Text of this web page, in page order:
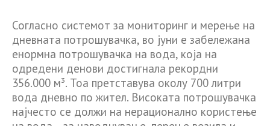
Согласно системот за мониторинг и мерење на
дневната потрошувачка, во јуни е забележана
енормна потрошувачка на вода, која на
одредени денови достигнала рекордни
356.000 м³. Тоа претставува околу 700 литри
вода дневно по жител. Високата потрошувачка
најчесто се должи на нерационално користење